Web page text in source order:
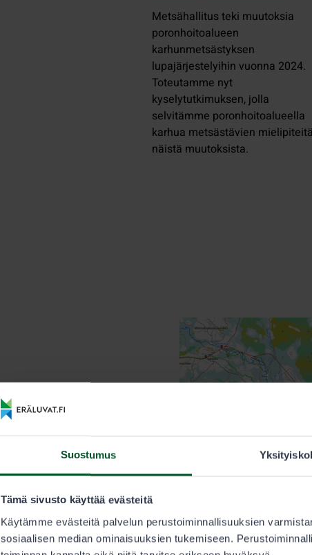
Suostumus
Tämä sivusto käyttää evästeitä
Käytämme evästeitä palvelun perustoiminnallisuuksien
sosiaalisen median ominaisuuksien tukemiseen.
Metsähallitus teki muutoksia
poronhoitoalueen
karhunmetsästyksen
lupajärjestelyihin vuonna 2024.
Toteutamme nyt
kyselytutkimuksen, jolla
selvitämme poronhoitoalueella
karhua metsästävien mielipiteitä
näistä muutoksista.
22.10.2025
Sodankylän Ala-
sillan purkutyöt alkavat –